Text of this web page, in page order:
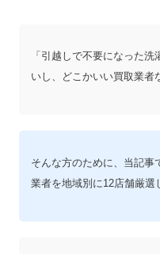
「引越しで不要になった
いし、どこかいい買取業者
そんな方のために、当記事
業者を地域別に12店舗厳選